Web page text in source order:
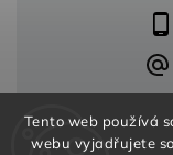
Tento web používá
webu vyjadřujete